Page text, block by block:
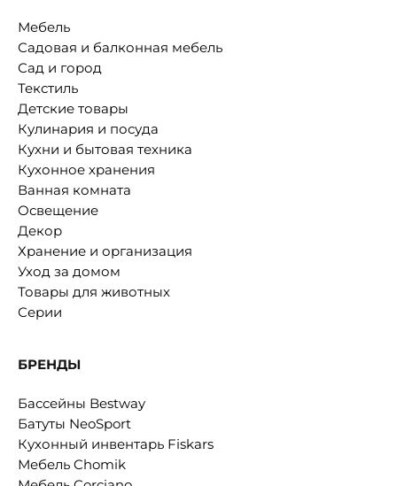
Мебель
Садовая и балконная мебель
Сад и город
Текстиль
Детские товары
Кулинария и посуда
Кухни и бытовая техника
Кухонное хранения
Ванная комната
Освещение
Декор
Хранение и организация
Уход за домом
Товары для животных
Серии
БРЕНДЫ
Бассейны Bestway
Батуты NeoSport
Кухонный инвентарь Fiskars
Мебель Chomik